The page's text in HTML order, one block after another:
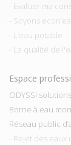
- Evaluer ma
- Soyons
- L’eau potable
- La qualité de
Espace
ODYSSI
Borne à eau
Réseau public
- Rejet des